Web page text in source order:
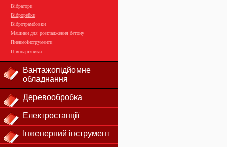
Вібратори
Віброрейки
Вібротрамбовки
Машини для розгладження бетону
Пневмоінструменти
Швонарізники
Вантажопідйомне
обладнання
Деревообробка
Електростанції
Інженерний інструмент